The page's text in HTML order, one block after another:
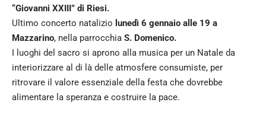
“Giovanni XXIII” di Riesi.
Ultimo concerto natalizio lunedì 6 gennaio alle 19 a
Mazzarino, nella parrocchia S. Domenico.
I luoghi del sacro si aprono alla musica per un Natale da
interiorizzare al di là delle atmosfere consumiste, per
ritrovare il valore essenziale della festa che dovrebbe
alimentare la speranza e costruire la pace.